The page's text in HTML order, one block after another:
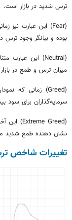
ترس شدید در بازار است.
بوده و بیانگر وجود ترس
میزان ترس و طمع در
سرمایه‌گذاران برای سود
نشان دهنده طمع شدید
تغییرات شاخص